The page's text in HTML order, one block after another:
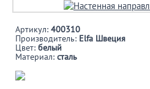
Артикул: 400310
Производитель: Elfa Швеция
Цвет: белый
Материал: сталь